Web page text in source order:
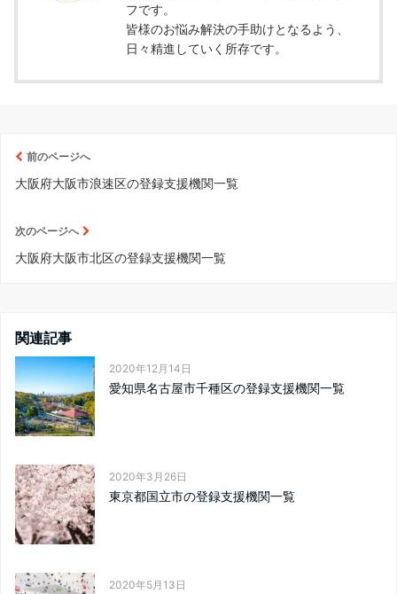
フです。
皆様のお悩み解決の手助けとなるよう、
日々精進していく所存です。
前のページへ
大阪府大阪市浪速区の登録支援機関一覧
次のページへ
大阪府大阪市北区の登録支援機関一覧
関連記事
2020年12月14日
愛知県名古屋市千種区の登録支援機関一覧
2020年3月26日
東京都国立市の登録支援機関一覧
2020年5月13日